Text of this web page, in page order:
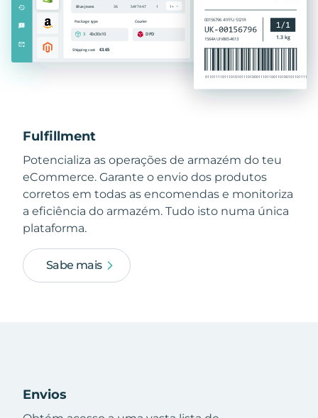
Fulfillment
Potencializa as operações de armazém do teu
eCommerce. Garante o envio dos produtos
corretos em todas as encomendas e monitoriza
a eficiência do armazém. Tudo isto numa única
plataforma.
Sabe mais
Envios